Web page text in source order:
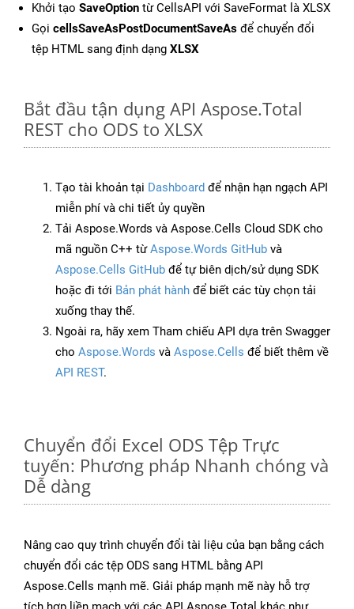
Khởi tạo SaveOption từ CellsAPI với SaveFormat là XLSX
Gọi cellsSaveAsPostDocumentSaveAs để chuyển đổi
tệp HTML sang định dạng XLSX
Bắt đầu tận dụng API Aspose.Total
REST cho ODS to XLSX
Tạo tài khoản tại Dashboard để nhận hạn ngạch API
miễn phí và chi tiết ủy quyền
Tải Aspose.Words và Aspose.Cells Cloud SDK cho
mã nguồn C++ từAspose.Words GitHub và
Aspose.Cells GitHub để tự biên dịch/sử dụng SDK
hoặc đi tới Bản phát hành để biết các tùy chọn tải
xuống thay thế.
Ngoài ra, hãy xem Tham chiếu API dựa trên Swagger
cho Aspose.Words và Aspose.Cells để biết thêm về
API REST.
Chuyển đổi Excel ODS Tệp Trực
tuyến: Phương pháp Nhanh chóng và
Dễ dàng
Nâng cao quy trình chuyển đổi tài liệu của bạn bằng cách
chuyển đổi các tệp ODS sang HTML bằng API
Aspose.Cells mạnh mẽ. Giải pháp mạnh mẽ này hỗ trợ